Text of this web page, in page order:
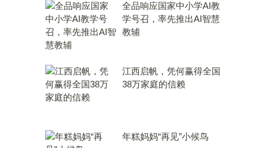
全品响应国家中小学AI教
学号召，率先推出AI智慧
教辅
江西启帆，凭何赢得全国
38万家庭的信赖
年糕妈妈“再见”小候鸟